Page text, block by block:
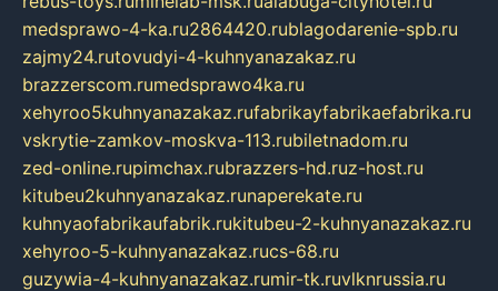
medsprawo-4-ka.ru2864420.rublagodarenie-spb.ru
zajmy24.rutovudyi-4-kuhnyanazakaz.ru
brazzerscom.rumedsprawo4ka.ru
xehyroo5kuhnyanazakaz.rufabrikayfabrikaefabrika.ru
vskrytie-zamkov-moskva-113.rubiletnadom.ru
zed-online.rupimchax.rubrazzers-hd.ruz-host.ru
kitubeu2kuhnyanazakaz.runaperekate.ru
kuhnyaofabrikaufabrik.rukitubeu-2-kuhnyanazakaz.ru
xehyroo-5-kuhnyanazakaz.rucs-68.ru
guzywia-4-kuhnyanazakaz.rumir-tk.ruvlknrussia.ru